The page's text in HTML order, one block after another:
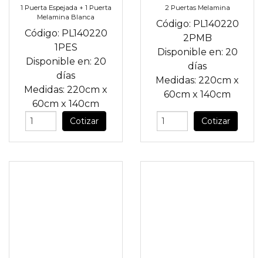
1 Puerta Espejada + 1 Puerta
Melamina Blanca
Código: PL140220
1PES
Disponible en: 20
días
Medidas: 220cm x
60cm x 140cm
Cotizar
2 Puertas Melamina
Código: PL140220
2PMB
Disponible en: 20
días
Medidas: 220cm x
60cm x 140cm
Cotizar